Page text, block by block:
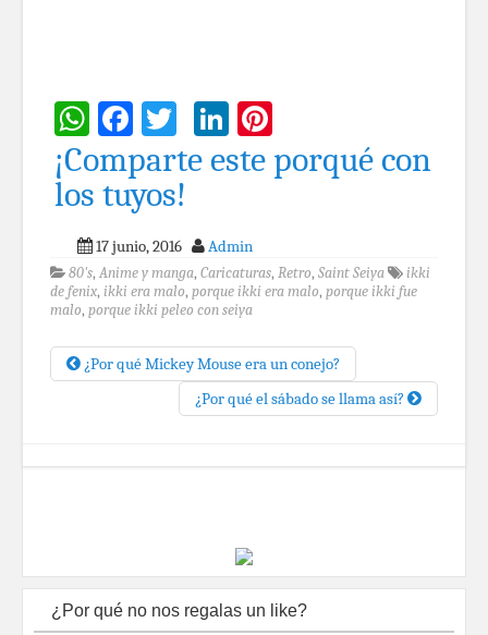
WhatsApp
Facebook
TwitterLinkedIn
¡Comparte este porqué con
los tuyos!
17 junio, 2016 Admin
80's, Anime y manga, Caricaturas, Retro, Saint Seiya
ikki
de fenix, ikki era malo, porque ikki era malo, porque ikki fue
malo, porque ikki peleo con seiya
¿Por qué Mickey Mouse era un conejo?
¿Por qué el sábado se llama así?
¿Por qué no nos regalas un like?